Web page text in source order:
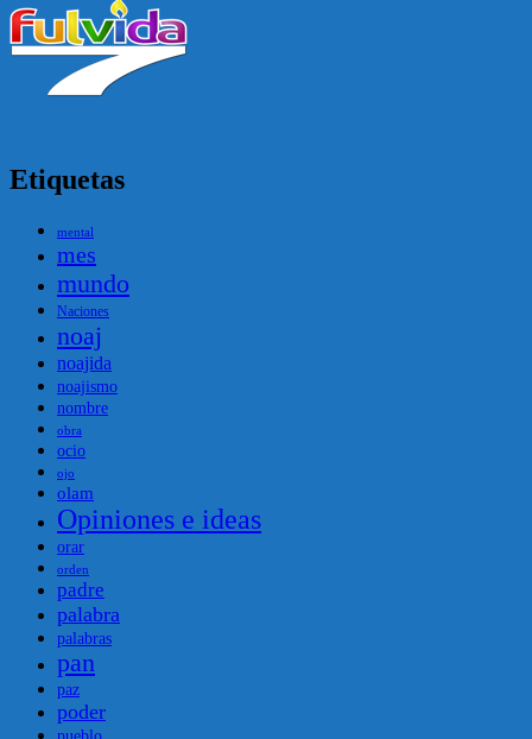
Etiquetas
mental
mes
mundo
Naciones
noaj
noajida
noajismo
nombre
obra
ocio
ojo
olam
Opiniones e ideas
orar
orden
padre
palabra
palabras
pan
paz
poder
pueblo